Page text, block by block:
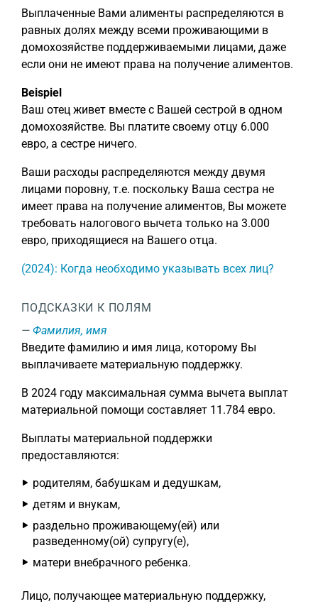
Выплаченные Вами алименты распределяются в
равных долях между всеми проживающими в
домохозяйстве поддерживаемыми лицами, даже
если они не имеют права на получение алиментов.
Beispiel
Ваш отец живет вместе с Вашей сестрой в одном
домохозяйстве. Вы платите своему отцу 6.000
евро, а сестре ничего.
Ваши расходы распределяются между двумя
лицами поровну, т.е. поскольку Ваша сестра не
имеет права на получение алиментов, Вы можете
требовать налогового вычета только на 3.000
евро, приходящиеся на Вашего отца.
(2024): Когда необходимо указывать всех лиц?
ПОДСКАЗКИ К ПОЛЯМ
Фамилия, имя
Введите фамилию и имя лица, которому Вы
выплачиваете материальную поддержку.
В 2024 году максимальная сумма вычета выплат
материальной помощи составляет 11.784 евро.
Выплаты материальной поддержки
предоставляются:
родителям, бабушкам и дедушкам,
детям и внукам,
раздельно проживающему(ей) или
разведенному(ой) супругу(е),
матери внебрачного ребенка.
Лицо, получающее материальную поддержку,